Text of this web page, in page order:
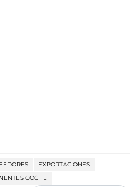
EXPORTACIONES
COCHE